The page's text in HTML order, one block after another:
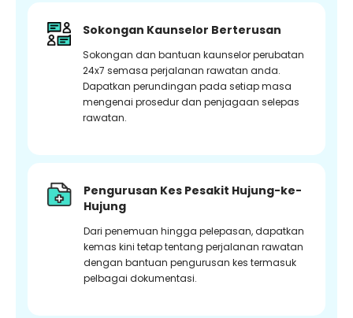
Sokongan Kaunselor Berterusan
Sokongan dan bantuan kaunselor perubatan
24x7 semasa perjalanan rawatan anda.
Dapatkan perundingan pada setiap masa
mengenai prosedur dan penjagaan selepas
rawatan.
Pengurusan Kes Pesakit Hujung-ke-
Hujung
Dari penemuan hingga pelepasan, dapatkan
kemas kini tetap tentang perjalanan rawatan
dengan bantuan pengurusan kes termasuk
pelbagai dokumentasi.